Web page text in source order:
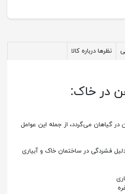
نظرها درباره کالا
در خاک:
گیاهان می‌گردد، از جمله این عوامل
فشردگی در ساختمان خاک و آبیاری